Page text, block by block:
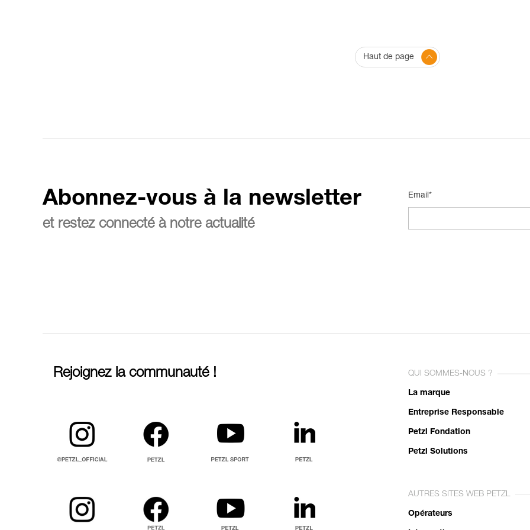
Haut de page
Abonnez-vous à la newsletter
et restez connecté à notre actualité
Email*
Rejoignez la communauté ! QUI SOMMES-NOUS ?
La marque
Entreprise Responsable
Petzl Fondation
Petzl Solutions
AUTRES SITES WEB PETZL
Opérateurs